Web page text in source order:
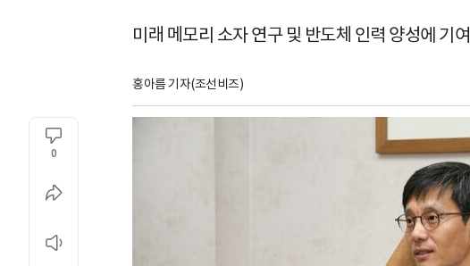
미래 메모리 소자 연구 및 반도체 인력 양성에 기여
홍아름 기자(조선비즈)
0